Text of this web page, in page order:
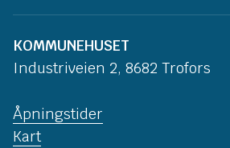
KOMMUNEHUSET
Industriveien 2, 8682 Trofors
Åpningstider
Kart